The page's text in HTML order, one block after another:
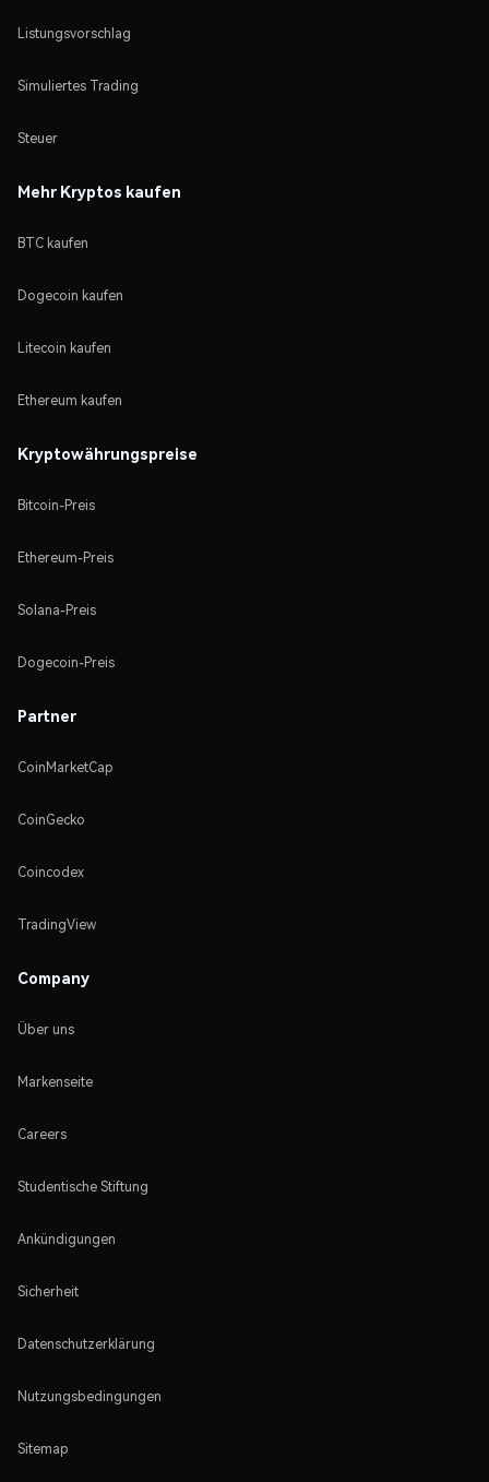
Listungsvorschlag
Simuliertes Trading
Steuer
Mehr Kryptos kaufen
BTC kaufen
Dogecoin kaufen
Litecoin kaufen
Ethereum kaufen
Kryptowährungspreise
Bitcoin-Preis
Ethereum-Preis
Solana-Preis
Dogecoin-Preis
Partner
CoinMarketCap
CoinGecko
Coincodex
TradingView
Company
Über uns
Markenseite
Careers
Studentische Stiftung
Ankündigungen
Sicherheit
Datenschutzerklärung
Nutzungsbedingungen
Sitemap